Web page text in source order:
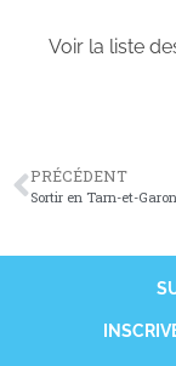
Voir la liste
PRÉCÉDENT